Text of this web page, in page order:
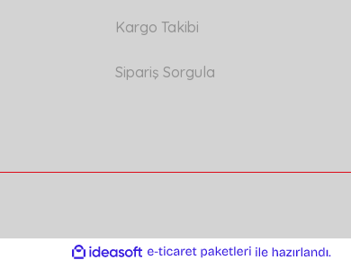
Kargo Takibi
Sipariş Sorgula
ideasoft
e-